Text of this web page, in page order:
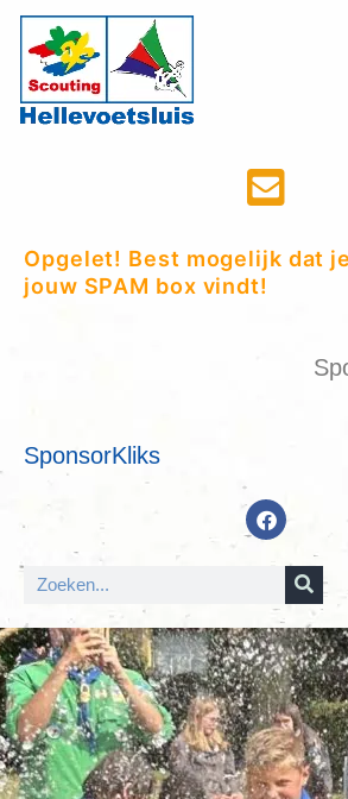
Opgelet! Best mogelijk dat
jouw SPAM box vindt!
SponsorKliks